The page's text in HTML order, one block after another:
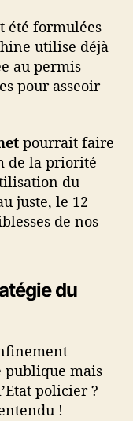
été formulées
utilise déjà
au permis
pour asseoir
pourrait faire
de la priorité
du
juste, le 12
de nos
du
publique mais
policier ?
!